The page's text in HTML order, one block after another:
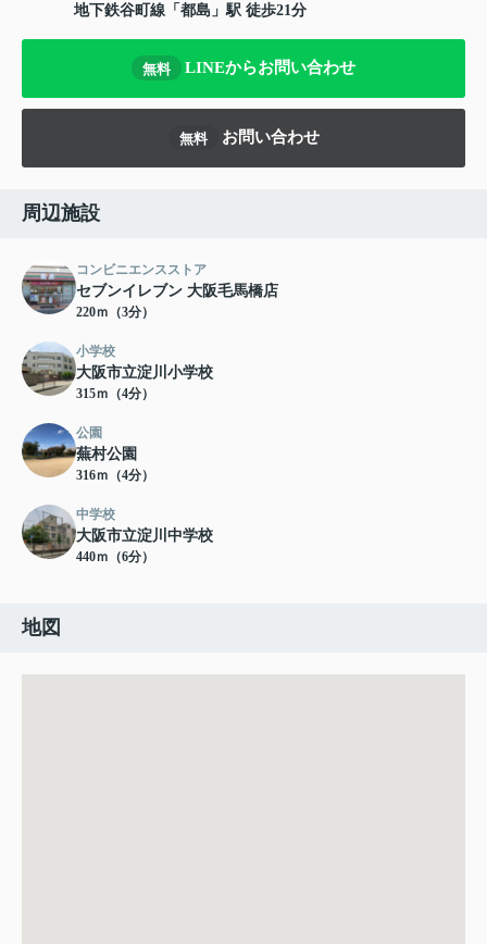
地下鉄谷町線 「 都島 」駅 徒歩21分
無料 LINEからお問い合わせ
無料 お問い合わせ
周辺施設
コンビニエンスストア
セブンイレブン 大阪毛馬橋店
220ｍ（3分）
小学校
大阪市立淀川小学校
315ｍ（4分）
公園
蕪村公園
316ｍ（4分）
中学校
大阪市立淀川中学校
440ｍ（6分）
地図